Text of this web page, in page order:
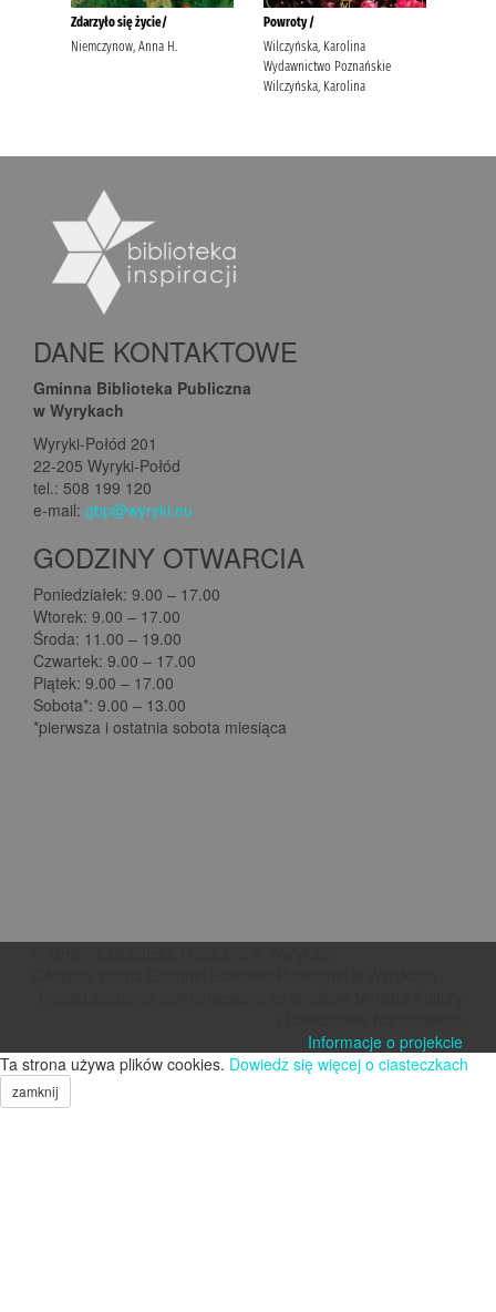
DANE KONTAKTOWE
Gminna Biblioteka Publiczna
w Wyrykach
Wyryki-Połód 201
22-205 Wyryki-Połód
tel.: 508 199 120
e-mail: gbp@wyryki.eu
GODZINY OTWARCIA
Poniedziałek: 9.00 – 17.00
Wtorek: 9.00 – 17.00
Środa: 11.00 – 19.00
Czwartek: 9.00 – 17.00
Piątek: 9.00 – 17.00
Sobota*: 9.00 – 13.00
*pierwsza i ostatnia sobota miesiąca
Informacje o projekcie
Ta strona używa plików cookies. Dowiedz się więcej o ciasteczkach
zamknij